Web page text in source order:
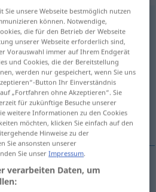
anklicken/antippen)
Sie unsere Webseite bestmöglich nutzen
können. Notwendige,
die für den Betrieb der Webseite
unserer Webseite erforderlich sind,
Vorauswahl immer auf Ihrem Endgerät
und Cookies, die der Bereitstellung
werden nur gespeichert, wenn Sie uns
Button Ihr Einverständnis
„Fortfahren ohne Akzeptieren“. Sie
für zukünftige Besuche unserer
weitere Informationen zu den Cookies
möchten, klicken Sie einfach auf den
Hinweise zu der
Sie ansonsten unserer
Sie unserImpressum.
verarbeiten Daten, um